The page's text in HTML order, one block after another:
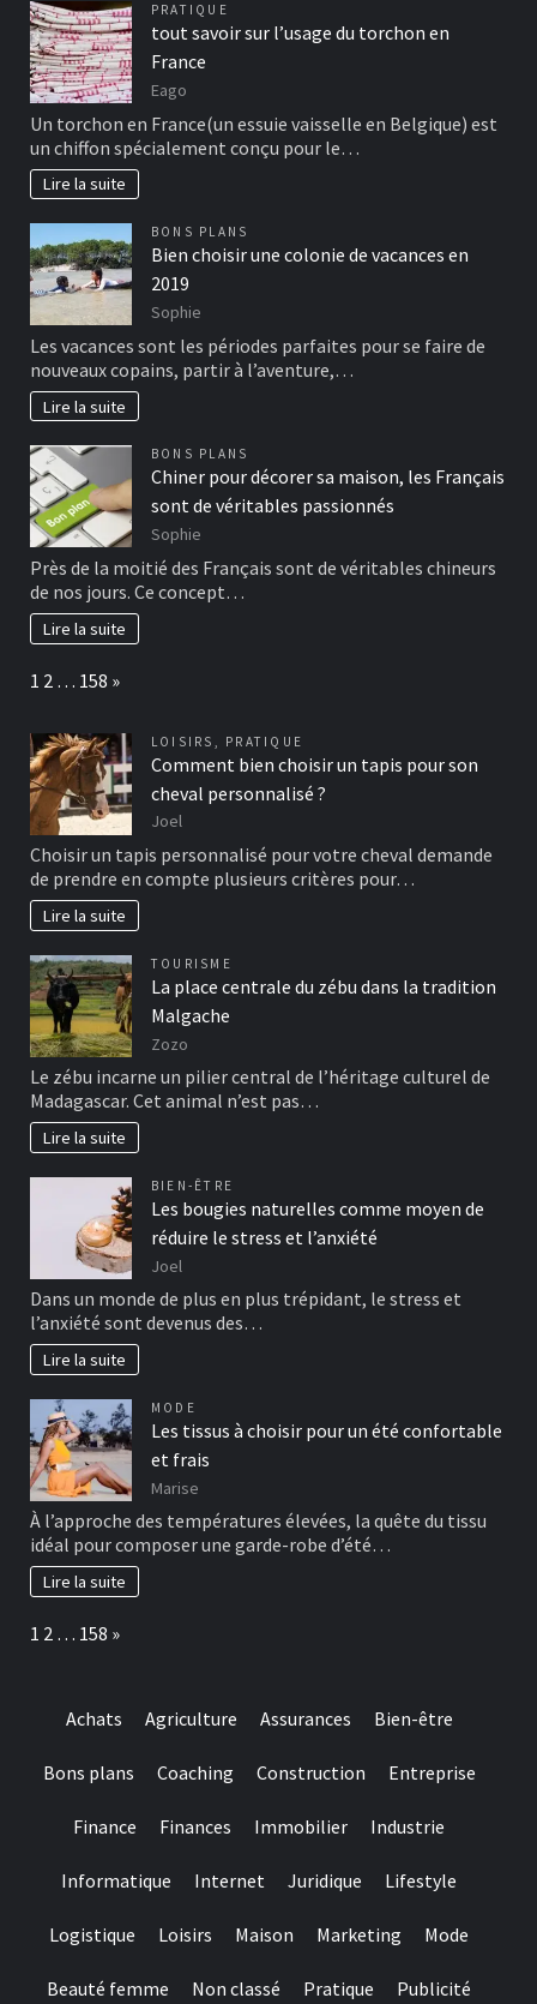
PRATIQUE
tout savoir sur l’usage du torchon en
France
Eago
Un torchon en France(un essuie vaisselle en Belgique) est
un chiffon spécialement conçu pour le…
Lire la suite
BONS PLANS
Bien choisir une colonie de vacances en
2019
Sophie
Les vacances sont les périodes parfaites pour se faire de
nouveaux copains, partir à l’aventure,…
Lire la suite
BONS PLANS
Chiner pour décorer sa maison, les Français
sont de véritables passionnés
Sophie
Près de la moitié des Français sont de véritables chineurs
de nos jours. Ce concept…
Lire la suite
Page:
1 2 … 158 Next
»
LOISIRS PRATIQUE
Comment bien choisir un tapis pour son
cheval personnalisé ?
Joel
Choisir un tapis personnalisé pour votre cheval demande
de prendre en compte plusieurs critères pour…
Lire la suite
TOURISME
La place centrale du zébu dans la tradition
Malgache
Zozo
Le zébu incarne un pilier central de l’héritage culturel de
Madagascar. Cet animal n’est pas…
Lire la suite
BIEN-ÊTRE
Les bougies naturelles comme moyen de
réduire le stress et l’anxiété
Joel
Dans un monde de plus en plus trépidant, le stress et
l’anxiété sont devenus des…
Lire la suite
MODE
Les tissus à choisir pour un été confortable
et frais
Marise
À l’approche des températures élevées, la quête du tissu
idéal pour composer une garde-robe d’été…
Lire la suite
Page:
1 2 … 158 Next
»
Achats Agriculture Assurances Bien-être
Bons plans Coaching Construction Entreprise
Finance Finances Immobilier Industrie
Informatique Internet Juridique Lifestyle
Logistique Loisirs Maison Marketing Mode
Beauté femme Non classé Pratique Publicité